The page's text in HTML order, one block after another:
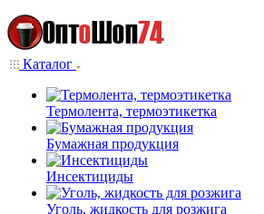
Каталог
Термолента, термоэтикетка
Бумажная продукция
Инсектициды
Уголь, жидкость для розжига